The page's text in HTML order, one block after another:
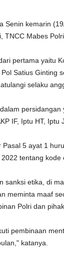
Senin kemarin
Mabes Polri
pertama yaitu
Satius Ginting
selaku
IF, Iptu HT, Iptu
5 ayat 1
tentang kode
sanksi etika, di
meminta maaf
Polri dan
pembinaan
katanya.